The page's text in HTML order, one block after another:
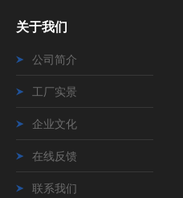
关于我们
公司简介
工厂实景
企业文化
在线反馈
联系我们